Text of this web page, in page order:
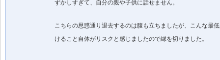
ずかしすぎて、自分の親や子供に話せません。
こちらの思惑通り退去するのは腹も立ちましたが、こんな最
けること自体がリスクと感じましたので縁を切りました。